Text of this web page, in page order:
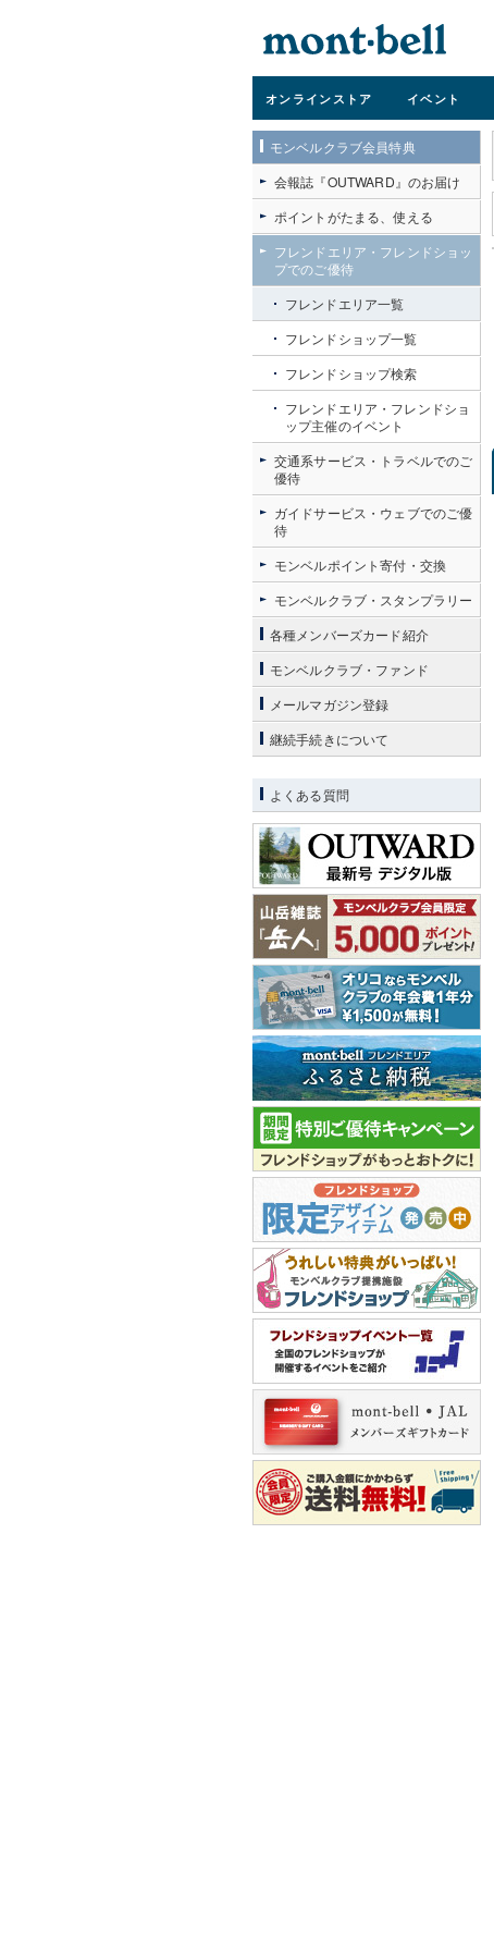
オンラインストア イベント
道成寺
モンベルクラブ会員特典
会報誌『OUTWARD』のお届け
ポイントがたまる、使える
フレンドエリア・フレンドショッ
プでのご優待
フレンドエリア一覧
フレンドショップ一覧
フレンドショップ検索
フレンドエリア・フレンドショ
ップ主催のイベント
交通系サービス・トラベルでのご
優待
ガイドサービス・ウェブでのご優
待
モンベルポイント寄付・交換
モンベルクラブ・スタンプラリー
各種メンバーズカード紹介
モンベルクラブ・ファンド
メールマガジン登録
継続手続きについて
よくある質問